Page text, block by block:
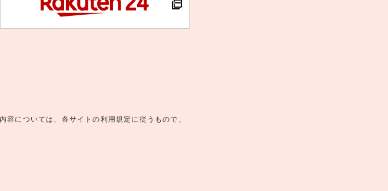
については、各サイトの利用規定に従うもので、